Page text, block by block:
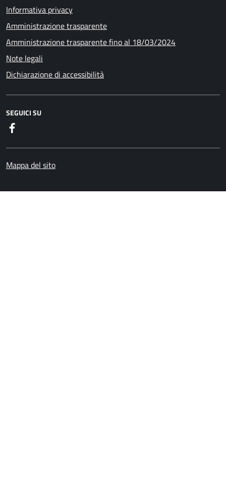
Informativa privacy
Amministrazione trasparente
Amministrazione trasparente fino al 18/03/2024
Note legali
Dichiarazione di accessibilità
SEGUICI SU
Mappa del sito